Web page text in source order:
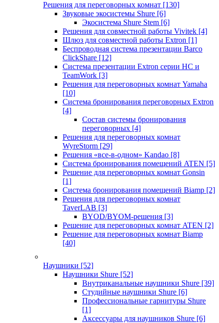
Решения для переговорных комнат [130]
Звуковые экосистемы Shure [6]
Экосистема Shure Stem [6]
Решения для совместной работы Vivitek [4]
Шлюз для совместной работы Extron [1]
Беспроводная система презентации Barco
ClickShare [12]
Система презентации Extron серии HC и
TeamWork [3]
Решения для переговорных комнат Yamaha
[10]
Система бронирования переговорных Extron
[4]
Состав системы бронирования
переговорных [4]
Решения для переговорных комнат
WyreStorm [29]
Решения «все-в-одном» Kandao [8]
Система бронирования помещений ATEN [5]
Решение для переговорных комнат Gonsin
[1]
Система бронирования помещений Biamp [2]
Решения для переговорных комнат
TaverLAB [3]
BYOD/BYOM-решения [3]
Решение для переговорных комнат ATEN [2]
Решение для переговорных комнат Biamp
[40]
Наушники [52]
Наушники Shure [52]
Внутриканальные наушники Shure [39]
Студийные наушники Shure [6]
Профессиональные гарнитуры Shure
[1]
Аксессуары для наушников Shure [6]